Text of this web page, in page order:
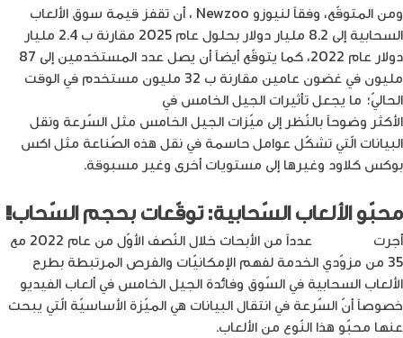
ومن المتوقّع، وفقاً لنيوزو Newzoo ، أن تقفز قيمة سوق الألعاب
السحابية إلى 8.2 مليار دولار بحلول عام 2025 مقارنة ب 2.4 مليار
دولار عام 2022، كما يتوقّع أيضاً أن يصل عدد المستخدمين إلى 87
مليون في غضون عامين مقارنة ب 32 مليون مستخدم في الوقت
الحاليّ؛ ما يجعل تأثيرات الجيل الخامس في
الأكثر وضوحاً بالنّظر إلى ميّزات الجيل الخامس مثل السّرعة ونقل
البيانات الّتي تشكّل عوامل حاسمة في نقل هذه الصّناعة مثل اكس
بوكس كلاود وغيرها إلى مستويات أخرى وغير مسبوقة.
محبّو الألعاب السّحابية: توقّعات بحجم السّحاب!
أجرت
عدداً من الأبحاث خلال النّصف الأوّل من عام 2022 مع
35 من مزوّدي الخدمة لفهم الإمكانيّات والفرص المرتبطة بطرح
الألعاب السحابية في السّوق وفائدة الجيل الخامس في ألعاب الفيديو
خصوصاً أنّ السّرعة في انتقال البيانات هي الميّزة الأساسيّة الّتي يبحث
عنها محبّو هذا النّوع من الألعاب.